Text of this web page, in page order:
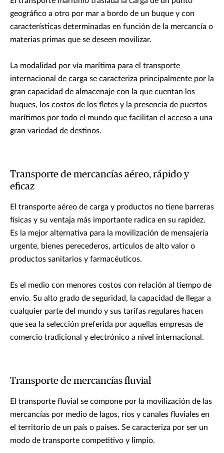
geográfico a otro por mar a bordo de un buque y con
características determinadas en función de la mercancía o
materias primas que se deseen movilizar.
La modalidad por vía marítima para el transporte
internacional de carga se caracteriza principalmente por la
gran capacidad de almacenaje con la que cuentan los
buques, los costos de los fletes y la presencia de puertos
marítimos por todo el mundo que facilitan el acceso a una
gran variedad de destinos.
Transporte de mercancías aéreo, rápido y
eficaz
El transporte aéreo de carga y productos no tiene barreras
físicas y su ventaja más importante radica en su rapidez.
Es la mejor alternativa para la movilización de mensajería
urgente, bienes perecederos, artículos de alto valor o
productos sanitarios y farmacéuticos.
Es el medio con menores costos con relación al tiempo de
envío. Su alto grado de seguridad, la capacidad de llegar a
cualquier parte del mundo y sus tarifas regulares hacen
que sea la selección preferida por aquellas empresas de
comercio tradicional y electrónico a nivel internacional.
Transporte de mercancías fluvial
El transporte fluvial se compone por la movilización de las
mercancías por medio de lagos, ríos y canales fluviales en
el territorio de un país o países. Se caracteriza por ser un
modo de transporte competitivo y limpio.